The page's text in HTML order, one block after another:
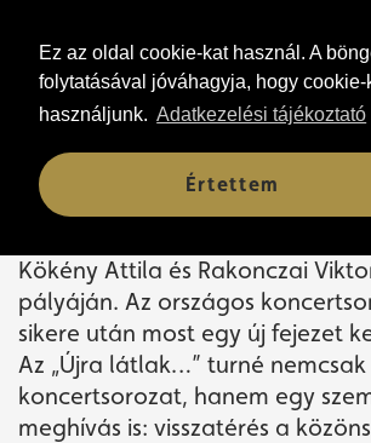
Ez az oldal cookie-kat használ. A
folytatásával jóváhagyja, hogy cookie-
használjunk. Adatkezelési tájékoztató
Értettem
2026. július 3. 20:30
Nagyerdei Szabadtéri Színpad
A teltházas MVM Dome-ban
jubileumi „Kökény 50” koncert
Kökény Attila és Rakonczai
pályáján. Az országos
sikere után most egy új fejezet
Az „Újra látlak…” turné
koncertsorozat, hanem egy
meghívás is: visszatérés a